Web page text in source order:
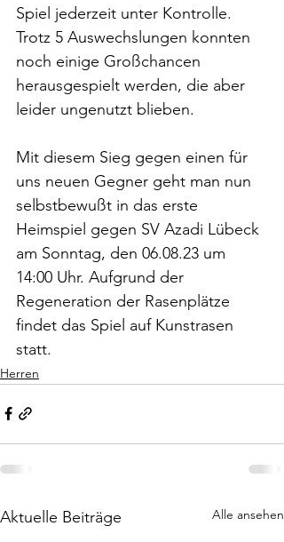
Spiel jederzeit unter Kontrolle.
Trotz 5 Auswechslungen konnten
noch einige Großchancen
herausgespielt werden, die aber
leider ungenutzt blieben.
Mit diesem Sieg gegen einen für
uns neuen Gegner geht man nun
selbstbewußt in das erste
Heimspiel gegen SV Azadi Lübeck
am Sonntag, den 06.08.23 um
14:00 Uhr. Aufgrund der
Regeneration der Rasenplätze
findet das Spiel auf Kunstrasen
statt.
Herren
Aktuelle Beiträge Alle ansehen